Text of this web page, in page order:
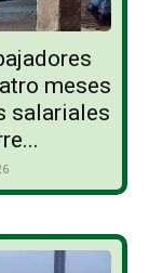
meses
salariales